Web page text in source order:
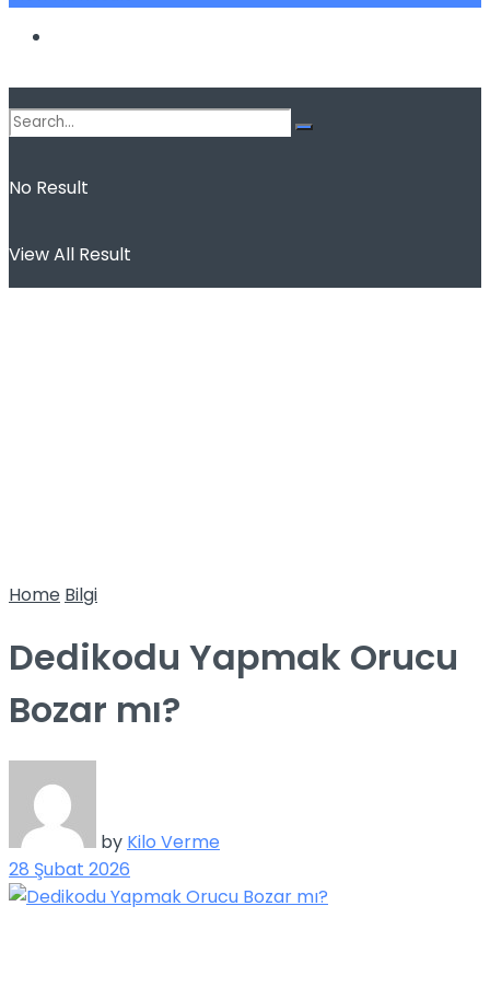
No Result
View All Result
Home Bilgi
Dedikodu Yapmak Orucu
Bozar mı?
by Kilo Verme
28 Şubat 2026